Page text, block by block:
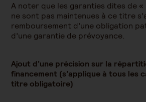
A noter que les garanties dites de «
ne sont pas maintenues à ce titre
remboursement d’une obligation
d’une garantie de prévoyance.
Ajout d’une précision sur la
financement (s’applique à tous les
titre obligatoire)